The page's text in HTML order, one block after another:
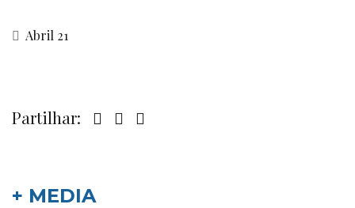
Abril 21
Partilhar:
+ MEDIA